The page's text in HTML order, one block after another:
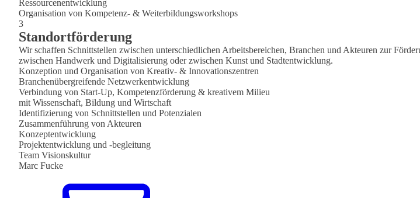
Ressourcenentwicklung
Organisation von Kompetenz- & Weiterbildungsworkshops
3
Standortförderung
Wir schaffen Schnittstellen zwischen unterschiedlichen Arbeitsbereichen, Branchen und Akteuren zur
zwischen Handwerk und Digitalisierung oder zwischen Kunst und Stadtentwicklung.
Konzeption und Organisation von Kreativ- & Innovationszentren
Branchenübergreifende Netzwerkentwicklung
Verbindung von Start-Up, Kompetenzförderung & kreativem Milieu
mit Wissenschaft, Bildung und Wirtschaft
Identifizierung von Schnittstellen und Potenzialen
Zusammenführung von Akteuren
Konzeptentwicklung
Projektentwicklung und -begleitung
Team Visionskultur
Marc Fucke